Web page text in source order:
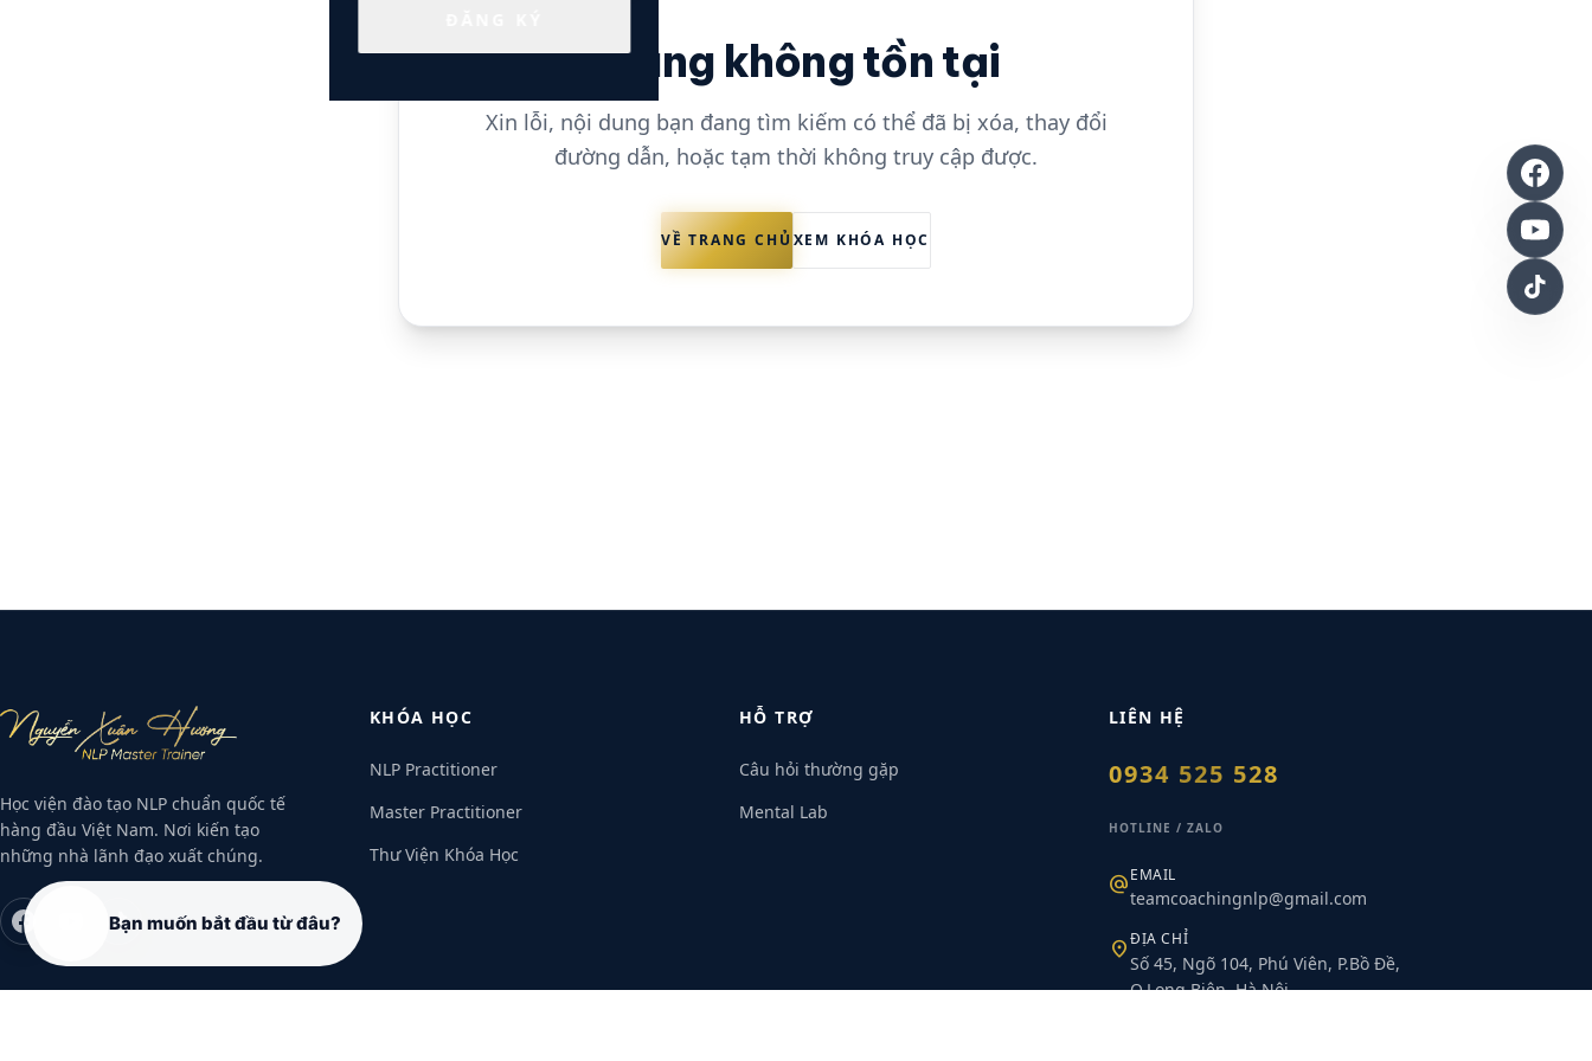
Trang không tồn tại
Xin lỗi, nội dung bạn đang tìm kiếm có thể đã bị xóa, thay đổi
đường dẫn, hoặc tạm thời không truy cập được.
VỀ TRANG CHỦ XEM KHÓA HỌC
Học viện đào tạo NLP chuẩn quốc tế
hàng đầu Việt Nam. Nơi kiến tạo
những nhà lãnh đạo xuất chúng.
KHÓA HỌC
NLP Practitioner
Master Practitioner
Thư Viện Khóa Học
HỖ TRỢ
Câu hỏi thường gặp
Mental Lab
LIÊN HỆ
0934 525 528
HOTLINE / ZALO
alternate_emailEMAIL
teamcoachingnlp@gmail.com
location_onĐỊA CHỈ
Số 45, Ngõ 104, Phú Viên, P.Bồ Đề,
Q.Long Biên, Hà Nội